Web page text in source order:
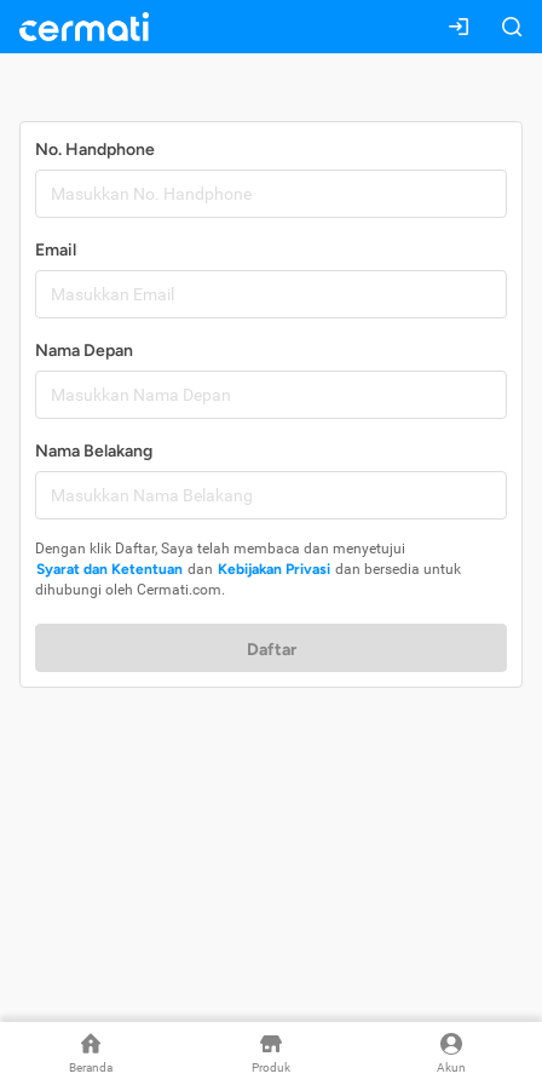
Beranda Produk Akun
No. Handphone
Email
Nama Depan
Nama Belakang
Dengan klik Daftar, Saya telah membaca dan menyetujui
Syarat dan Ketentuan dan Kebijakan Privasi dan bersedia untuk
dihubungi oleh Cermati.com.
Daftar